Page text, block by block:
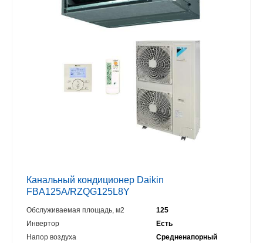
Канальный кондиционер Daikin
FBA125A/RZQG125L8Y
Обслуживаемая площадь, м2
125
Инвертор
Есть
Напор воздуха
Средненапорный